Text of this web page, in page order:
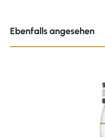
Ebenfalls angesehen